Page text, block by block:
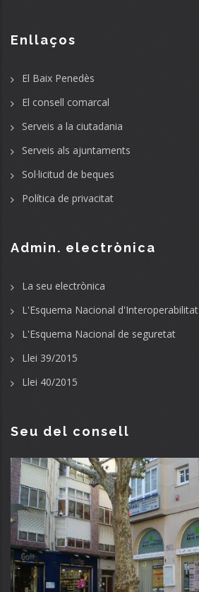
Enllaços
El Baix Penedès
El consell comarcal
Serveis a la ciutadania
Serveis als ajuntaments
Sol·licitud de beques
Política de privacitat
Admin. electrònica
La seu electrònica
L'Esquema Nacional d'Interoperabilitat
L'Esquema Nacional de seguretat
Llei 39/2015
Llei 40/2015
Seu del consell